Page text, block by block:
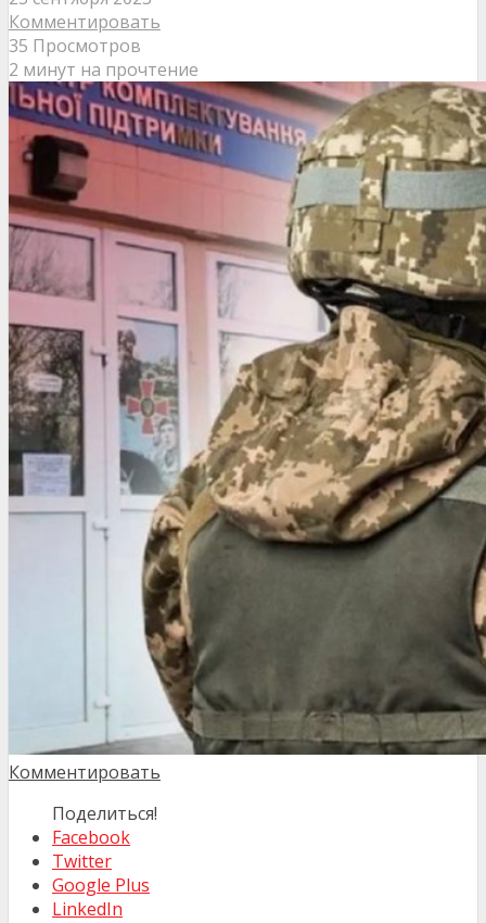
Комментировать
35 Просмотров
2 минут на прочтение
Комментировать
Поделиться!
Facebook
Twitter
Google Plus
LinkedIn